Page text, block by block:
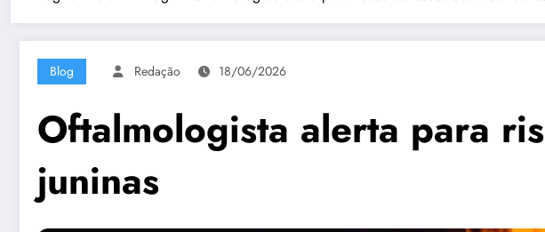
Blog Redação 18/06/2026
Oftalmologista alerta para
juninas